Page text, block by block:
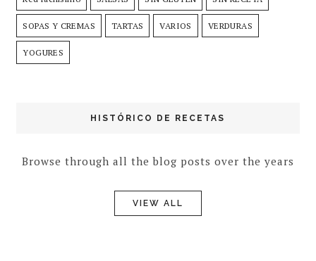
SOPAS Y CREMAS TARTAS VARIOS VERDURAS
YOGURES
HISTÓRICO DE RECETAS
Browse through all the blog posts over the years
VIEW ALL